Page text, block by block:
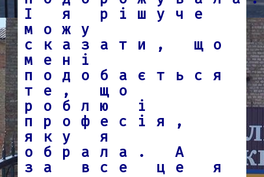
І я рішуче
можу
сказати, що
мені
подобається
те, що
роблю і
професія,
яку я
обрала. А
за все це я